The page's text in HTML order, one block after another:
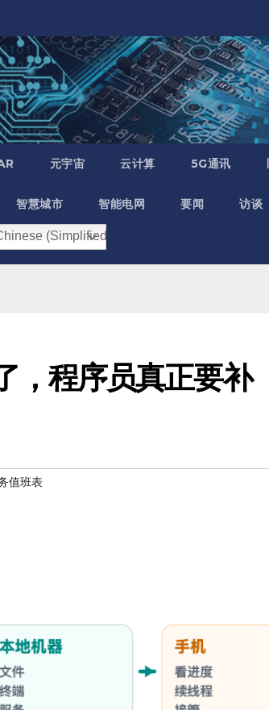
元宇宙 云计算 5G通讯
智慧城市 智能电网 要闻 访谈
(Simplified)
程序员真正要补
值班表